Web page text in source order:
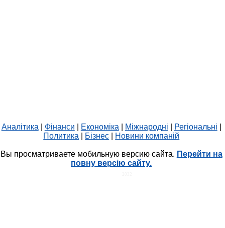
Аналітика Фінанси Економіка Міжнародні Регіональні
Политика
Бізнес Новини компаній
Вы просматриваете мобильную версию сайта. Перейти на
повну версію сайту.